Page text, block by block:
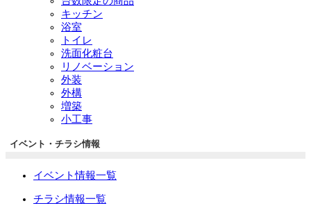
キッチン
浴室
トイレ
洗面化粧台
リノベーション
外装
外構
増築
小工事
イベント・チラシ情報
イベント情報一覧
チラシ情報一覧